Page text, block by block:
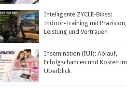
Intelligente ZYCLE-Bikes:
Indoor-Training mit Präzision,
Leistung und Vertrauen
Insemination (IUI): Ablauf,
Erfolgschancen und Kosten im
Überblick